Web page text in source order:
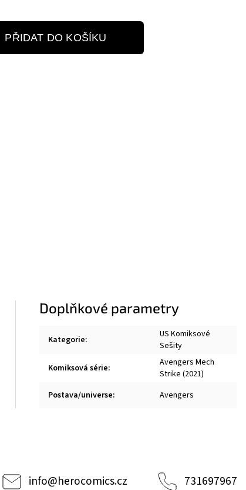
PŘIDAT DO KOŠÍKU
Doplňkové parametry
Kategorie:
US Komiksové
Sešity
Komiksová série:
Avengers Mech
Strike (2021)
Postava/universe: Avengers
info@herocomics.cz 731697967